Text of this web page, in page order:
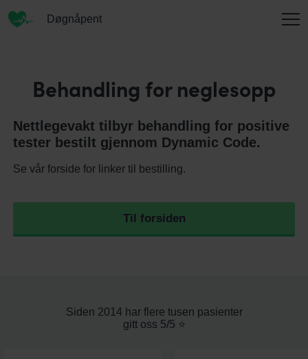
Døgnåpent
OM OSS
Behandling for neglesopp
Nettlegevakt tilbyr behandling for positive
tester bestilt gjennom Dynamic Code.
Se vår forside for linker til bestilling.
Til forsiden
Siden 2014 har flere tusen pasienter
gitt oss 5/5 ⭐️